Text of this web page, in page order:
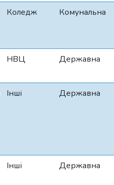
Коледж Комунальна
НВЦ Державна
Інші Державна
Інші Державна